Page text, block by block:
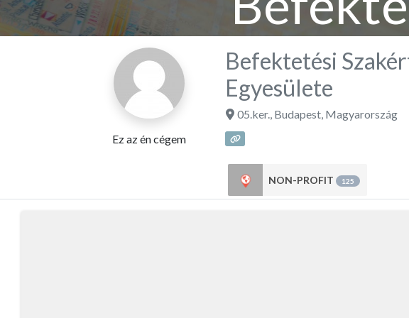
Ez az én cégem
Befektetési
Egyesülete
05.ker., Budapest, Magyarország
NON-PROFIT 125